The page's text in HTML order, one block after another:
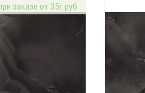
заказе от 35т.руб